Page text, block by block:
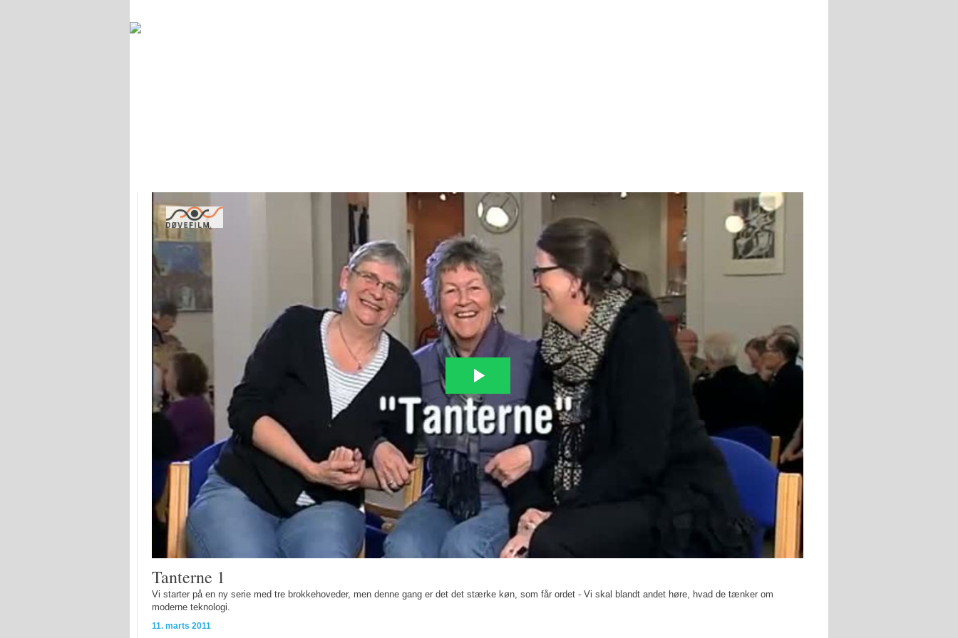
Tanterne 1
Vi starter på en ny serie med tre brokkehoveder, men denne gang er det det stærke køn, som får ordet - Vi skal blandt andet høre, hvad de tænker om
moderne teknologi.
11. marts 2011